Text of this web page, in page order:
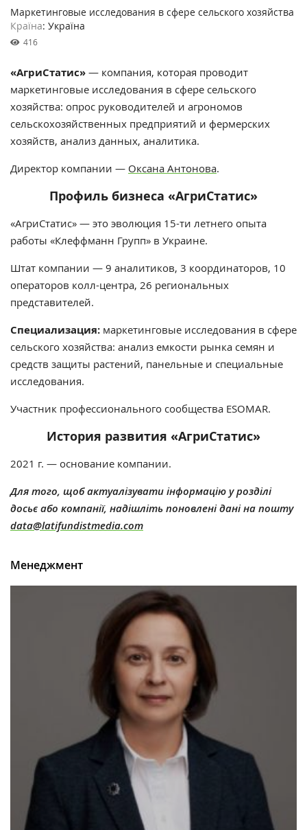
Маркетинговые исследования в сфере сельского хозяйства
Країна: Україна
416
«АгриСтатис» — компания, которая проводит
маркетинговые исследования в сфере сельского
хозяйства: опрос руководителей и агрономов
сельскохозяйственных предприятий и фермерских
хозяйств, анализ данных, аналитика.
Директор компании — Оксана Антонова.
Профиль бизнеса «АгриСтатис»
«АгриСтатис» — это эволюция 15-ти летнего опыта
работы «Клеффманн Групп» в Украине.
Штат компании — 9 аналитиков, 3 координаторов, 10
операторов колл-центра, 26 региональных
представителей.
Специализация: маркетинговые исследования в сфере
сельского хозяйства: анализ емкости рынка семян и
средств защиты растений, панельные и специальные
исследования.
Участник профессионального сообщества ESOMAR.
История развития «АгриСтатис»
2021 г. — основание компании.
Для того, щоб актуалізувати інформацію у розділі
досьє або компанії, надішліть поновлені дані на пошту
data@latifundistmedia.com
Менеджмент